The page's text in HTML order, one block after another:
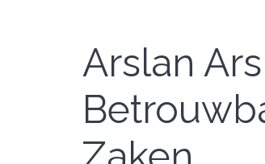
Arslan